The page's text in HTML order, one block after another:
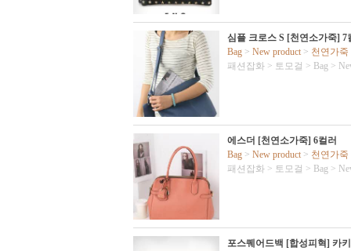
심플 크로스 S [천연소가죽] 7
Bag > New product > 천연가죽
패션잡화 > 토모걸 > Bag >
에스더 [천연소가죽] 6컬러
Bag > New product > 천연가죽
패션잡화 > 토모걸 > Bag >
포스퀘어드백 [합성피혁] 카